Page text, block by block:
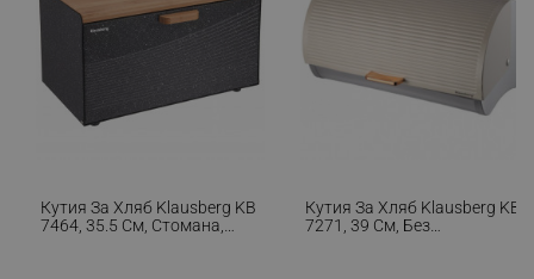
Кутия За Хляб Klausberg KB
7464, 35.5 См, Стомана,
Кутия За Хляб Klausberg KB
7271, 39 См, Без